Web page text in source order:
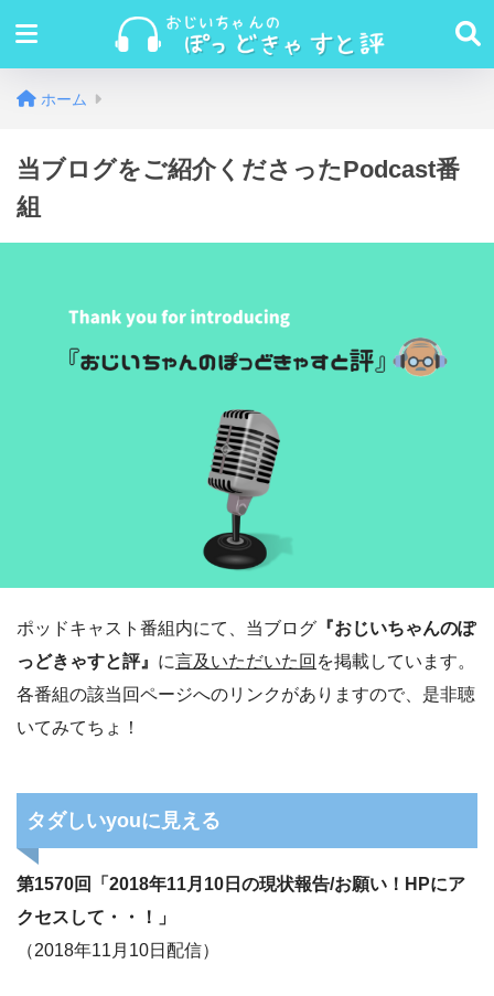
ホーム
当ブログをご紹介くださったPodcast番
組
ポッドキャスト番組内にて、当ブログ 『おじいちゃんのぽ
っどきゃすと評』 に言及いただいた回 を掲載しています。
各番組の該当回ページへのリンクがありますので、是非聴
いてみてちょ！
タダしいyouに見える
第1570回「2018年11月10日の現状報告/お願い！HPにア
クセスして・・！」
（2018年11月10日配信）